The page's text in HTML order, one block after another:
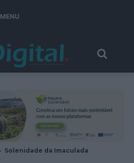
MENU
Solenidade da Imaculada